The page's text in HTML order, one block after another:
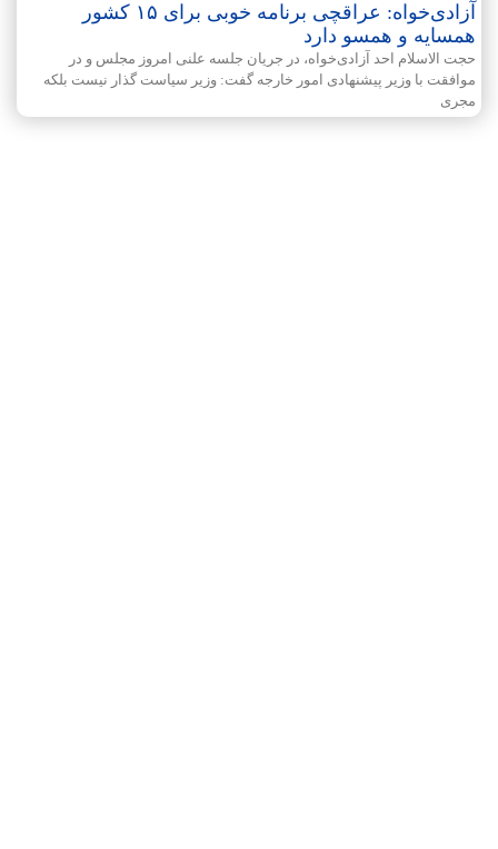
آزادی‌خواه: عراقچی برنامه خوبی برای ۱۵ کشور
همسایه و همسو دارد
حجت الاسلام احد آزادی‌خواه، در جریان جلسه علنی امروز مجلس و در
موافقت با وزیر پیشنهادی امور خارجه گفت: وزیر سیاست گذار نیست بلکه
مجری